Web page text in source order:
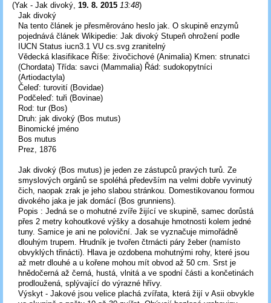
(Yak - Jak divoký, 19. 8. 2015 13:48)
Jak divoký
Na tento článek je přesměrováno heslo jak. O skupině enzymů
pojednává článek Wikipedie: Jak divoký Stupeň ohrožení podle
IUCN Status iucn3.1 VU cs.svg zranitelný
Vědecká klasifikace Říše: živočichové (Animalia) Kmen: strunatci
(Chordata) Třída: savci (Mammalia) Řád: sudokopytníci
(Artiodactyla)
Čeleď: turovití (Bovidae)
Podčeleď: tuři (Bovinae)
Rod: tur (Bos)
Druh: jak divoký (Bos mutus)
Binomické jméno
Bos mutus
Prez, 1876
Jak divoký (Bos mutus) je jeden ze zástupců pravých turů. Ze
smyslových orgánů se spoléhá především na velmi dobře vyvinutý
čich, naopak zrak je jeho slabou stránkou. Domestikovanou formou
divokého jaka je jak domácí (Bos grunniens).
Popis : Jedná se o mohutné zvíře žijící ve skupině, samec dorůstá
přes 2 metry kohoutkové výšky a dosahuje hmotnosti kolem jedné
tuny. Samice je ani ne poloviční. Jak se vyznačuje mimořádně
dlouhým trupem. Hrudník je tvořen čtrnácti páry žeber (namísto
obvyklých třinácti). Hlava je ozdobena mohutnými rohy, které jsou
až metr dlouhé a u kořene mohou mít obvod až 50 cm. Srst je
hnědočerná až černá, hustá, vlnitá a ve spodní části a končetinách
prodloužená, splývající do výrazné hřívy.
Výskyt - Jakové jsou velice plachá zvířata, která žijí v Asii obvykle